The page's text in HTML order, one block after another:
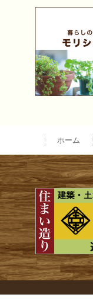
ホーム